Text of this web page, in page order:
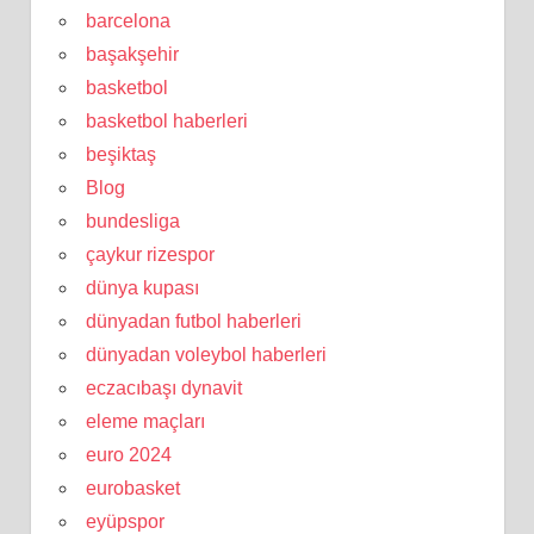
barcelona
başakşehir
basketbol
basketbol haberleri
beşiktaş
Blog
bundesliga
çaykur rizespor
dünya kupası
dünyadan futbol haberleri
dünyadan voleybol haberleri
eczacıbaşı dynavit
eleme maçları
euro 2024
eurobasket
eyüpspor